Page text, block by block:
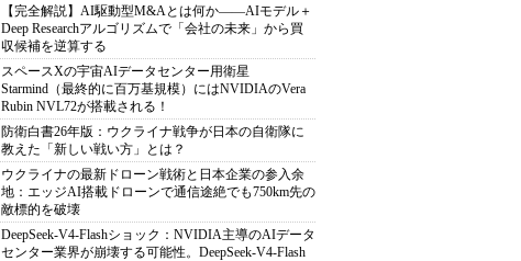
【完全解説】AI駆動型M&Aとは何か――AIモデル＋
Deep Researchアルゴリズムで「会社の未来」から買
収候補を逆算する
スペースXの宇宙AIデータセンター用衛星
Starmind（最終的に百万基規模）にはNVIDIAのVera
Rubin NVL72が搭載される！
防衛白書26年版：ウクライナ戦争が日本の自衛隊に
教えた「新しい戦い方」とは？
ウクライナの最新ドローン戦術と日本企業の参入余
地：エッジAI搭載ドローンで通信途絶でも750km先の
敵標的を破壊
DeepSeek-V4-Flashショック：NVIDIA主導のAIデータ
センター業界が崩壊する可能性。DeepSeek-V4-Flash